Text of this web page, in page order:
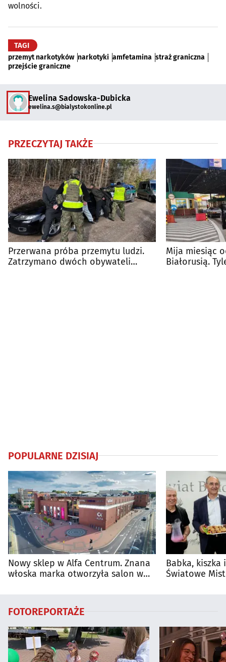
wolności.
TAGI
przemyt narkotyków narkotyki amfetamina straż graniczna
przejście graniczne
Ewelina Sadowska-Dubicka
ewelina.s@bialystokonline.pl
PRZECZYTAJ TAKŻE
Przerwana próba przemytu ludzi.
Zatrzymano dwóch obywateli
Mija miesiąc
Białorusią.
POPULARNE DZISIAJ
Nowy sklep w Alfa Centrum. Znana
włoska marka otworzyła salon w
Babka, kiszka
Światowe
FOTOREPORTAŻE